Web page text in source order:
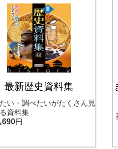
最新歴史資料集
い・調べたいがたくさん見
資料集
690円